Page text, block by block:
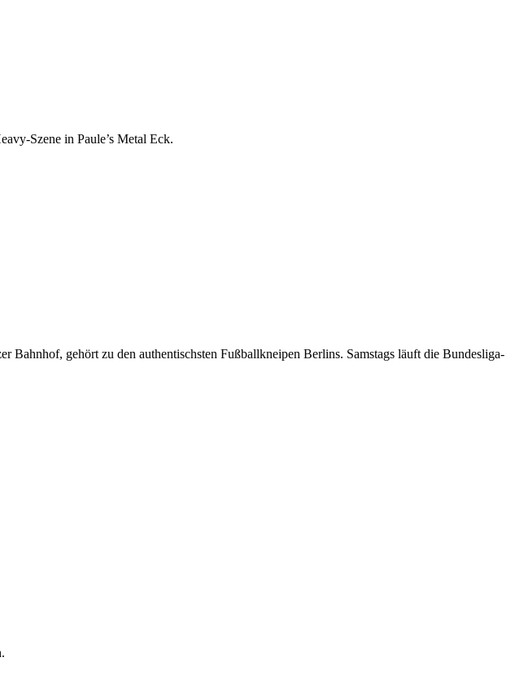
Szene in Paule’s Metal Eck.
gehört zu den authentischsten Fußballkneipen Berlins. Samstags läuft die Bundesliga-